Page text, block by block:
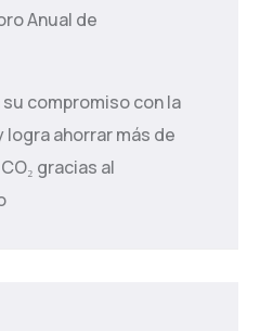
Anual de
compromiso con la
ahorrar más de
gracias al